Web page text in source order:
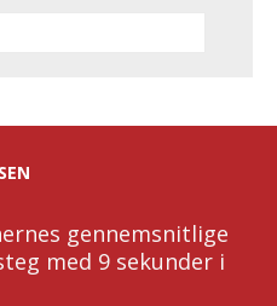
gennemsnitlige
med 9 sekunder i